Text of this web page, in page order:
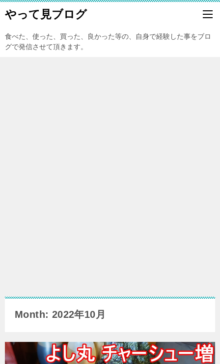
やって見ブログ
食べた、使った、買った、良かった等の、自身で経験した事をブロ
グで発信させて頂きます。
Month: 2022年10月